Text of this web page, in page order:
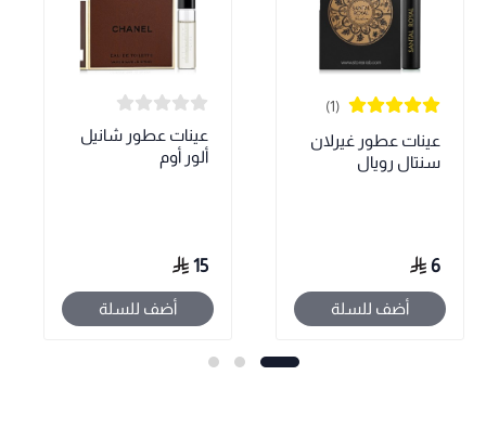
(1)
عينات عطور غيرلان
سنتال رويال
6
أضف للسلة
عينات عطور شانيل
ألور أوم
15
أضف للسلة